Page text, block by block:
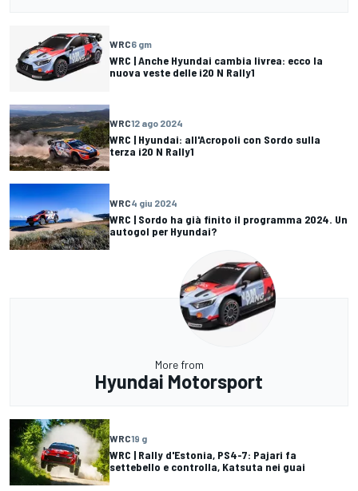
WRC6 gm
WRC | Anche Hyundai cambia livrea: ecco la
nuova veste delle i20 N Rally1
WRC12 ago 2024
WRC | Hyundai: all'Acropoli con Sordo sulla
terza i20 N Rally1
WRC4 giu 2024
WRC | Sordo ha già finito il programma 2024. Un
autogol per Hyundai?
More from
Hyundai Motorsport
WRC19 g
WRC | Rally d'Estonia, PS4-7: Pajari fa
settebello e controlla, Katsuta nei guai